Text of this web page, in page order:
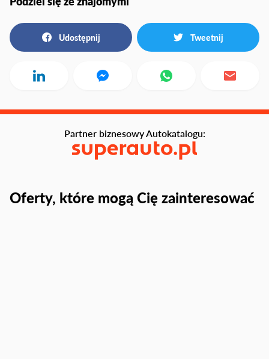
Udostępnij Tweetnij
Oferty, które mogą Cię zainteresować
Partner biznesowy Autokatalogu: